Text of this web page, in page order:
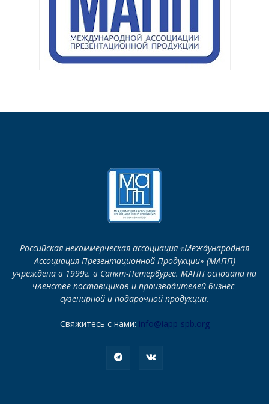
Российская некоммерческая ассоциация «Международная
Ассоциация Презентационной Продукции» (МАПП)
учреждена в 1999г. в Санкт-Петербурге. МАПП основана на
членстве поставщиков и производителей бизнес-
сувенирной и подарочной продукции.
Свяжитесь с нами: info@iapp-spb.org